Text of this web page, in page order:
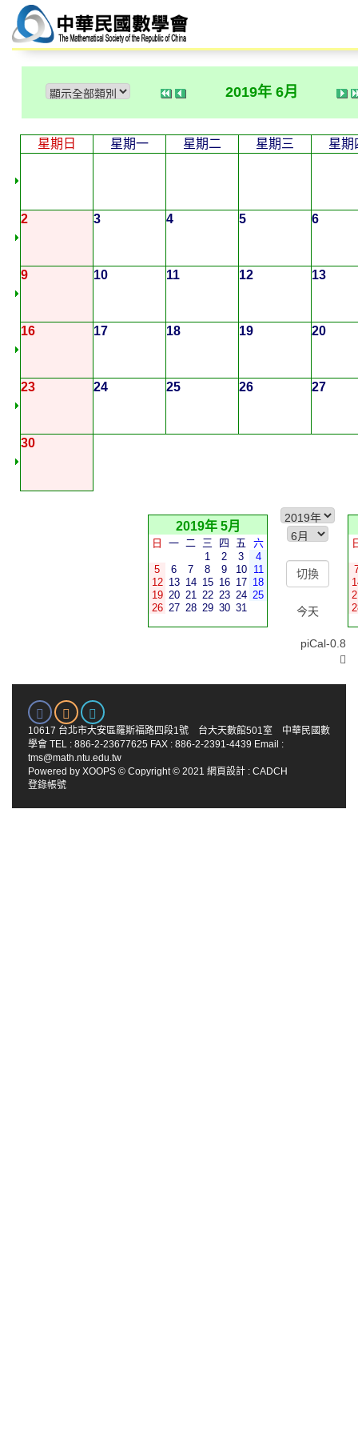
2019年 6月
星期日 星期一 星期二 星期三 星期
2 3 4 5 6
9 10 11 12 13
16 17 18 19 20
23 24 25 26 27
30
2019年 5月
日 一 二 三 四 五
六
1
2 3
4
5
6 7 8 9 10
11
12 13 14 15 16 17 18
19 20 21 22 23 24 25
26 27 28 29 30 31 今天
piCal-0.8
10617 台北市大安區羅斯福路四段1號 台大天數館501室 中華民國數
學會 TEL : 886-2-23677625 FAX : 886-2-2391-4439 Email :
tms@math.ntu.edu.tw
Powered by XOOPS © Copyright © 2021 網頁設計 : CADCH
登錄帳號